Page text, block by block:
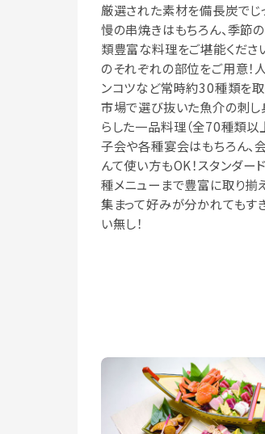
厳選された素材を備長炭でじ
慢の串焼きはもちろん、季節
類豊富な料理をご堪能くださ
のそれぞれの部位をご用意！
ンコツなど常時約30種類を取
市場で選び抜いた魚介の刺し
らした一品料理（全70種類以
子会や各種宴会はもちろん、
んて使い方もOK！スタンダー
種メニューまで豊富に取り揃
集まって好みが分かれてもす
い無し！